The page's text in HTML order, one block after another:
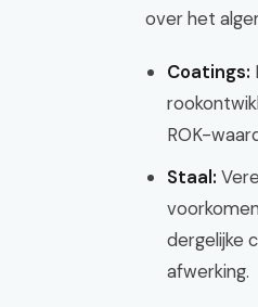
over het
Coatings:
ROK-
Staal:
dergelijke
afwerking.